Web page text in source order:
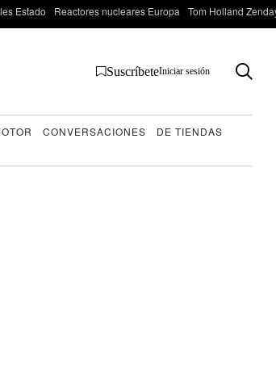
Estado Reactores nucleares Europa Tom Holland
SuscríbeteIniciar sesión
CONVERSACIONES
DE TIENDAS